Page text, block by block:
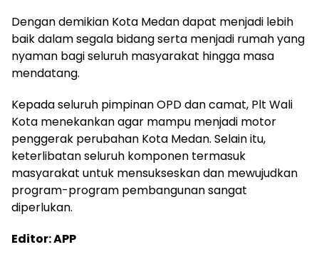
Dengan demikian Kota Medan dapat menjadi lebih
baik dalam segala bidang serta menjadi rumah yang
nyaman bagi seluruh masyarakat hingga masa
mendatang.
Kepada seluruh pimpinan OPD dan camat, Plt Wali
Kota menekankan agar mampu menjadi motor
penggerak perubahan Kota Medan. Selain itu,
keterlibatan seluruh komponen termasuk
masyarakat untuk mensukseskan dan mewujudkan
program-program pembangunan sangat
diperlukan.
Editor: APP